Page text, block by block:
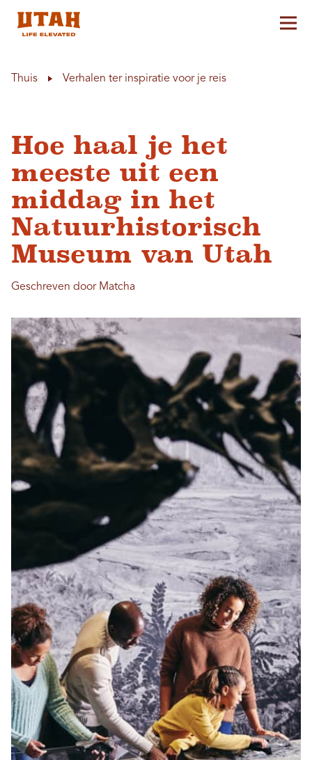
Thuis Verhalen ter inspiratie voor je reis
Hoe haal je het
meeste uit een
middag in het
Natuurhistorisch
Museum van Utah
Geschreven door Matcha